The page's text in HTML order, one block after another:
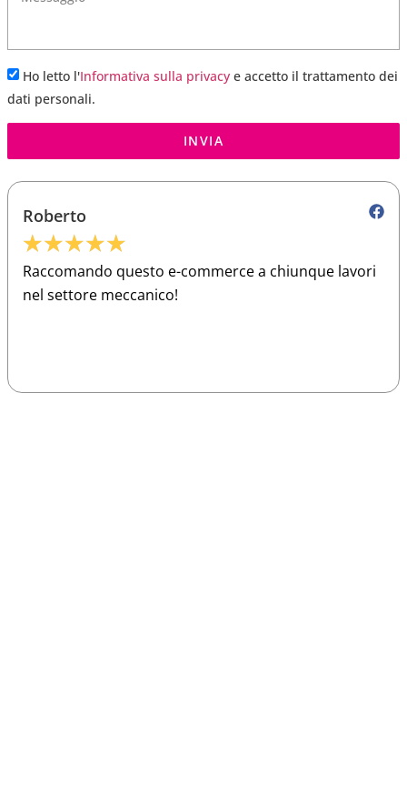
Ho letto l'Informativa sulla privacy e accetto il trattamento dei
dati personali.
INVIA
Roberto
★★★★★
Raccomando questo e-commerce a chiunque lavori
nel settore meccanico!